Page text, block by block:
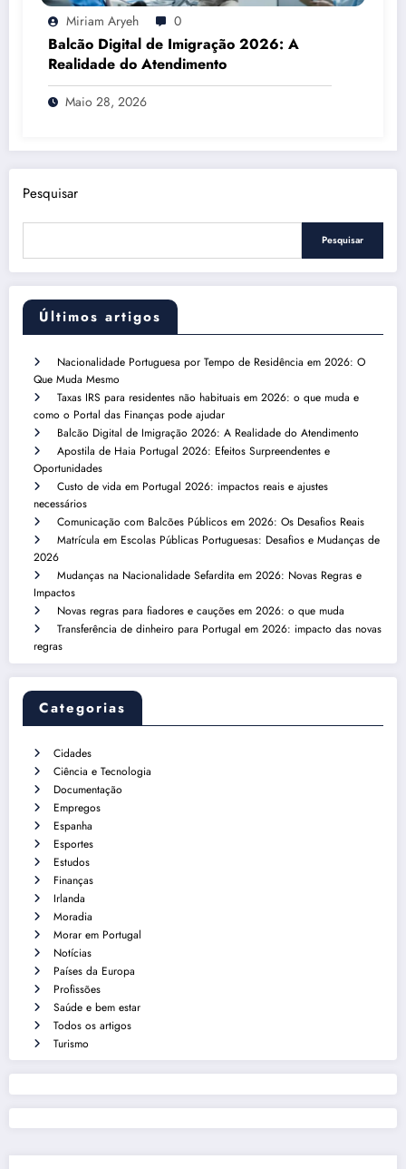
Miriam Aryeh 0
Balcão Digital de Imigração 2026: A
Realidade do Atendimento
Maio 28, 2026
Pesquisar
Pesquisar
Últimos artigos
Nacionalidade Portuguesa por Tempo de Residência em 2026: O
Que Muda Mesmo
Taxas IRS para residentes não habituais em 2026: o que muda e
como o Portal das Finanças pode ajudar
Balcão Digital de Imigração 2026: A Realidade do Atendimento
Apostila de Haia Portugal 2026: Efeitos Surpreendentes e
Oportunidades
Custo de vida em Portugal 2026: impactos reais e ajustes
necessários
Comunicação com Balcões Públicos em 2026: Os Desafios Reais
Matrícula em Escolas Públicas Portuguesas: Desafios e Mudanças de
2026
Mudanças na Nacionalidade Sefardita em 2026: Novas Regras e
Impactos
Novas regras para fiadores e cauções em 2026: o que muda
Transferência de dinheiro para Portugal em 2026: impacto das novas
regras
Categorias
Cidades
Ciência e Tecnologia
Documentação
Empregos
Espanha
Esportes
Estudos
Finanças
Irlanda
Moradia
Morar em Portugal
Notícias
Países da Europa
Profissões
Saúde e bem estar
Todos os artigos
Turismo